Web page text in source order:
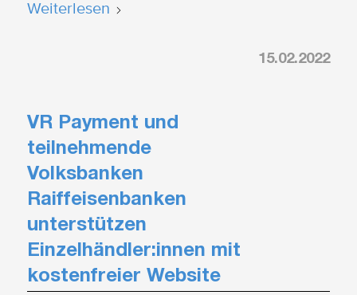
Weiterlesen
15.02.2022
VR Payment und
teilnehmende
Volksbanken
Raiffeisenbanken
unterstützen
Einzelhändler:innen mit
kostenfreier Website